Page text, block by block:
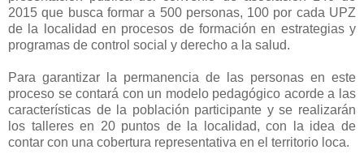
2015 que busca formar a 500 personas, 100 por cada UPZ
de la localidad en procesos de formación en estrategias y
programas de control social y derecho a la salud.
Para garantizar la permanencia de las personas en este
proceso se contará con un modelo pedagógico acorde a las
características de la población participante y se realizarán
los talleres en 20 puntos de la localidad, con la idea de
contar con una cobertura representativa en el territorio loca.